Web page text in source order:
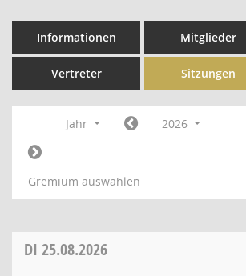
Informationen Mitglieder
Vertreter Sitzungen
Jahr 2026
Gremium auswählen
DI 25.08.2026